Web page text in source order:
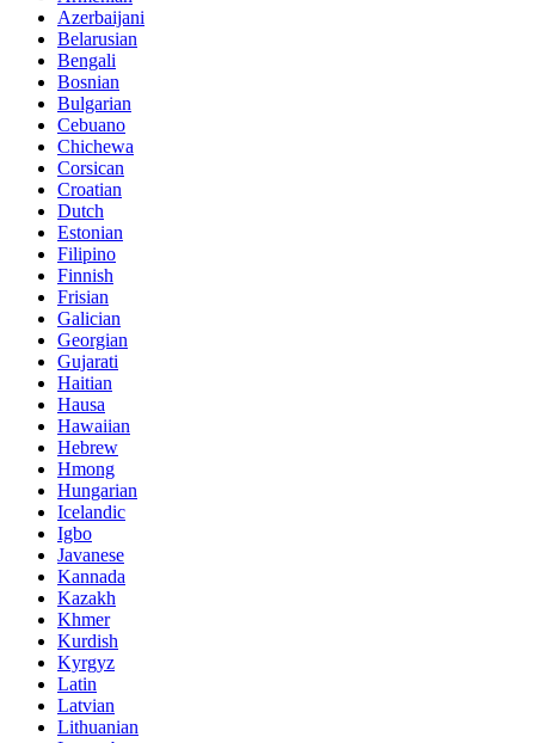
Azerbaijani
Belarusian
Bengali
Bosnian
Bulgarian
Cebuano
Chichewa
Corsican
Croatian
Dutch
Estonian
Filipino
Finnish
Frisian
Galician
Georgian
Gujarati
Haitian
Hausa
Hawaiian
Hebrew
Hmong
Hungarian
Icelandic
Igbo
Javanese
Kannada
Kazakh
Khmer
Kurdish
Kyrgyz
Latin
Latvian
Lithuanian